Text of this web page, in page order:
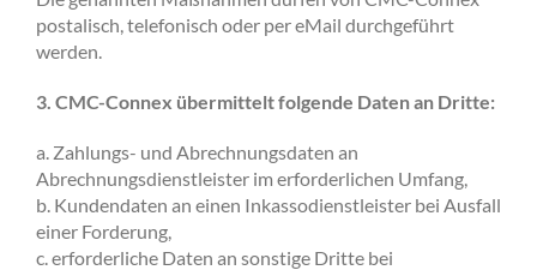
postalisch, telefonisch oder per eMail durchgeführt
werden.
3. CMC-Connex übermittelt folgende Daten an Dritte:
a. Zahlungs- und Abrechnungsdaten an
Abrechnungsdienstleister im erforderlichen Umfang,
b. Kundendaten an einen Inkassodienstleister bei Ausfall
einer Forderung,
c. erforderliche Daten an sonstige Dritte bei